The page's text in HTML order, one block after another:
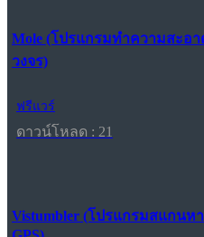
Mole (โปรแกรมทำความสะอา
วงจร)
ฟรีแวร์
ดาวน์โหลด : 21
Vistumbler (โปรแกรมสแกนห